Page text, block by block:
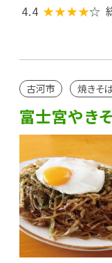
4.4 ★★★★☆
古河市 焼きそ
富士宮やき